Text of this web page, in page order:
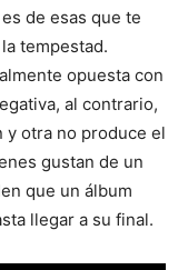
de esas que te
tempestad.
opuesta con
al contrario,
y otra no produce el
gustan de un
que un álbum
llegar a su final.